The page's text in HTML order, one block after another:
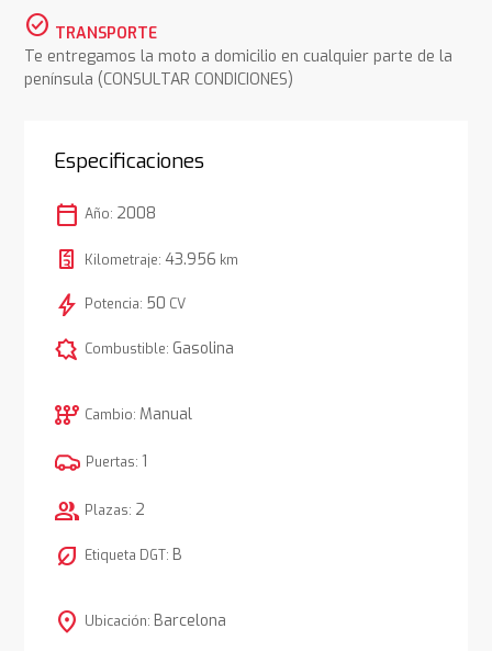
check_circle TRANSPORTE
Te entregamos la moto a domicilio en cualquier parte de la
península (CONSULTAR CONDICIONES)
Especificaciones
calendar_today Año: 2008
Kilometraje: 43.956 km
bolt Potencia: 50 CV
comic_bubble Combustible: Gasolina
auto_transmission Cambio: Manual
Puertas: 1
group Plazas: 2
nest_eco_leaf Etiqueta DGT: B
location_on Ubicación: Barcelona